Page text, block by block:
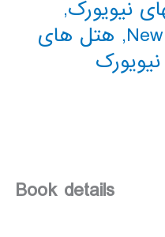
نیویورک,
, هتل های
Book details